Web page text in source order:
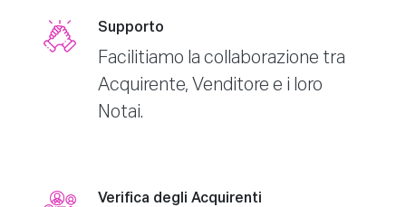
Supporto
Facilitiamo la collaborazione tra
Acquirente, Venditore e i loro
Notai.
Verifica degli Acquirenti